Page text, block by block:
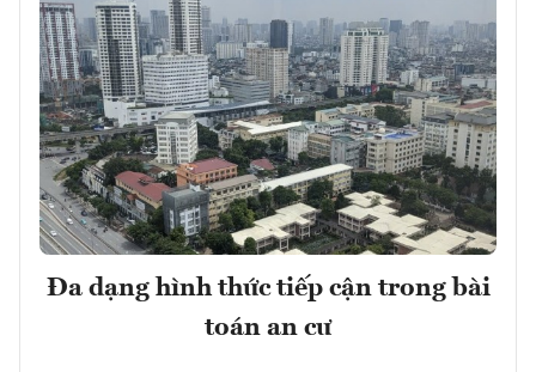
Đa dạng hình thức tiếp cận trong bài
toán an cư